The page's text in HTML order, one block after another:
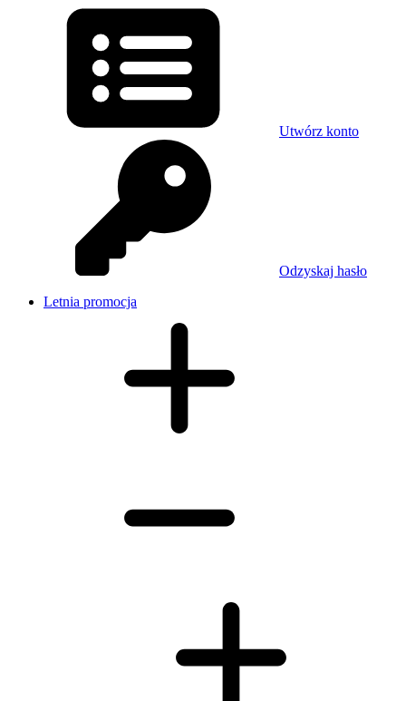
Utwórz konto
Odzyskaj hasło
Letnia promocja